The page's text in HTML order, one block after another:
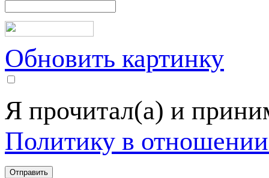
Обновить картинку
Я прочитал(а) и
Политику в